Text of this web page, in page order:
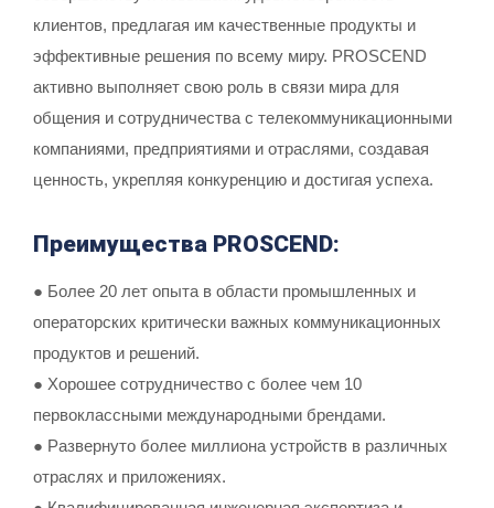
клиентов, предлагая им качественные продукты и
эффективные решения по всему миру. PROSCEND
активно выполняет свою роль в связи мира для
общения и сотрудничества с телекоммуникационными
компаниями, предприятиями и отраслями, создавая
ценность, укрепляя конкуренцию и достигая успеха.
Преимущества PROSCEND:
● Более 20 лет опыта в области промышленных и
операторских критически важных коммуникационных
продуктов и решений.
● Хорошее сотрудничество с более чем 10
первоклассными международными брендами.
● Развернуто более миллиона устройств в различных
отраслях и приложениях.